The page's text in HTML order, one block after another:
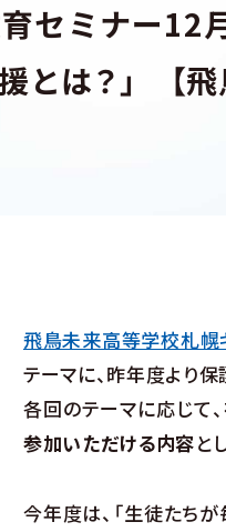
セミナー12
とは？」 【
飛鳥未来高等学校札幌
テーマに、昨年度より
各回のテーマに応じて
参加いただける内容と
今年度は、「生徒たち